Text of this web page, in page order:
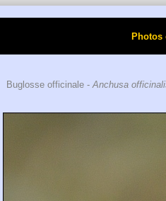
Buglosse officinale -Anchusa